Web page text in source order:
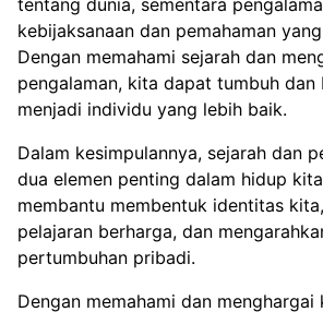
kebijaksanaan dan pemahaman
Dengan memahami sejarah dan
pengalaman, kita dapat tumbuh dan
menjadi individu yang lebih baik.
Dalam kesimpulannya, sejarah dan
dua elemen penting dalam hidup
membantu membentuk identitas
pelajaran berharga, dan
pertumbuhan pribadi.
Dengan memahami dan menghargai